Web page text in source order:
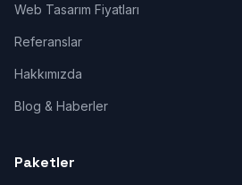
Web Tasarım Fiyatları
Referanslar
Hakkımızda
Blog & Haberler
Paketler